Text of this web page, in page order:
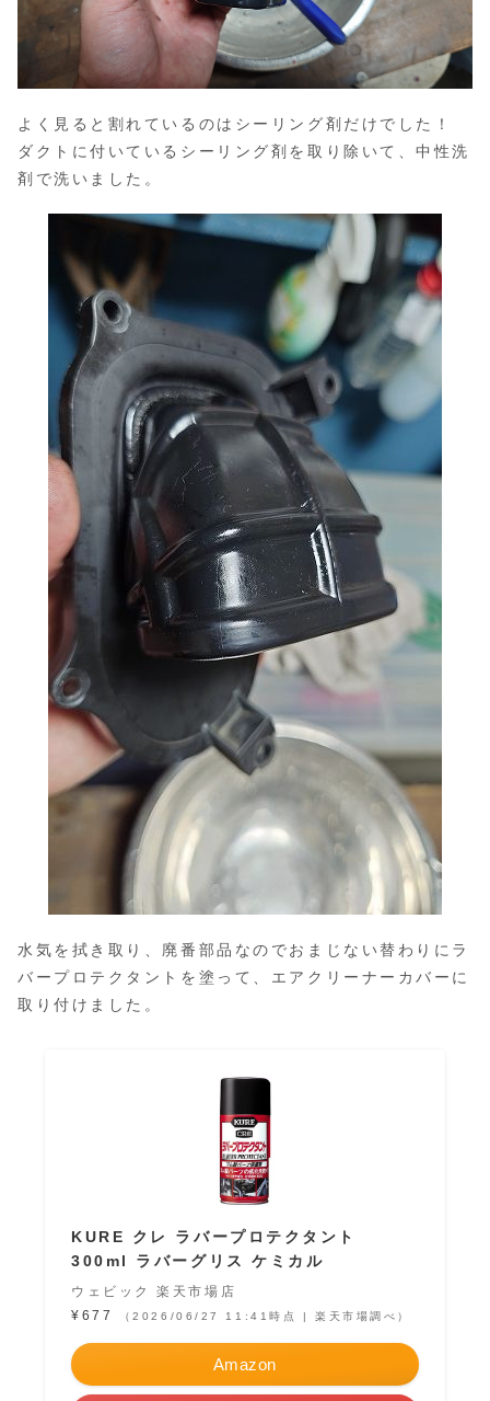
よく見ると割れているのはシーリング剤だけでした！
ダクトに付いているシーリング剤を取り除いて、中性洗
剤で洗いました。
水気を拭き取り、廃番部品なのでおまじない替わりにラ
バープロテクタントを塗って、エアクリーナーカバーに
取り付けました。
KURE クレ ラバープロテクタント
300ml ラバーグリス ケミカル
ウェビック 楽天市場店
¥677
（2026/06/27 11:41時点 | 楽天市場調べ）
Amazon